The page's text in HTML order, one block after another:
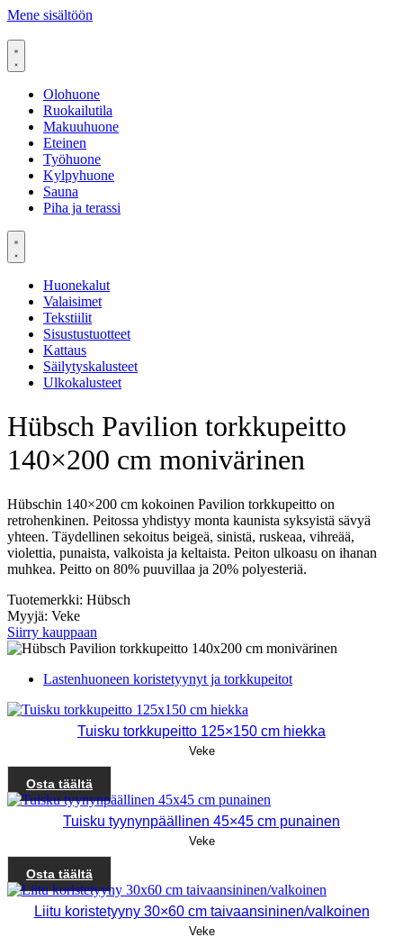
Mene sisältöön
Olohuone
Ruokailutila
Makuuhuone
Eteinen
Työhuone
Kylpyhuone
Sauna
Piha ja terassi
Huonekalut
Valaisimet
Tekstiilit
Sisustustuotteet
Kattaus
Säilytyskalusteet
Ulkokalusteet
Hübsch Pavilion torkkupeitto
140×200 cm monivärinen
Hübschin 140×200 cm kokoinen Pavilion torkkupeitto on
retrohenkinen. Peitossa yhdistyy monta kaunista syksyistä sävyä
yhteen. Täydellinen sekoitus beigeä, sinistä, ruskeaa, vihreää,
violettia, punaista, valkoista ja keltaista. Peiton ulkoasu on ihanan
muhkea. Peitto on 80% puuvillaa ja 20% polyesteriä.
Tuotemerkki: Hübsch
Myyjä: Veke
Siirry kauppaan
Lastenhuoneen koristetyynyt ja torkkupeitot
Tuisku torkkupeitto 125×150 cm hiekka
Veke
Osta täältä
Tuisku tyynynpäällinen 45×45 cm punainen
Veke
Osta täältä
Liitu koristetyyny 30×60 cm taivaansininen/valkoinen
Veke